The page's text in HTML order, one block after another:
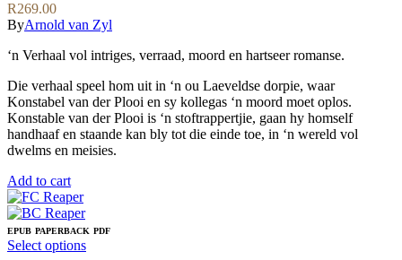
be
chosen
on
product
page
R269.00
ByArnold van Zyl
‘n Verhaal vol intriges, verraad, moord en hartseer romanse.
Die verhaal speel hom uit in ‘n ou Laeveldse dorpie, waar
Konstabel van der Plooi en sy kollegas ‘n moord moet oplos.
Konstable van der Plooi is ‘n stoftrappertjie, gaan hy homself
handhaaf en staande kan bly tot die einde toe, in ‘n wereld vol
dwelms en meisies.
Add to cart
EPUB PAPERBACK PDF
Select optionsThis